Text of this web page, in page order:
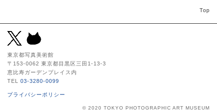
Top
東京都写真美術館
〒153-0062 東京都目黒区三田1-13-3
恵比寿ガーデンプレイス内
TEL 03-3280-0099
プライバシーポリシー
© 2020 TOKYO PHOTOGRAPHIC ART MUSEUM